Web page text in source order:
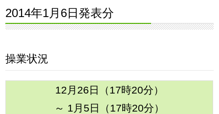
2014年1月6日発表分
操業状況
12月26日（17時20分）
～ 1月5日（17時20分）